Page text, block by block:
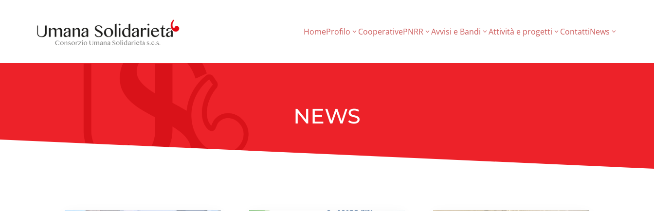
HomeProfilo CooperativePNRR Avvisi e Bandi Attività e progetti ContattiNews
NEWS